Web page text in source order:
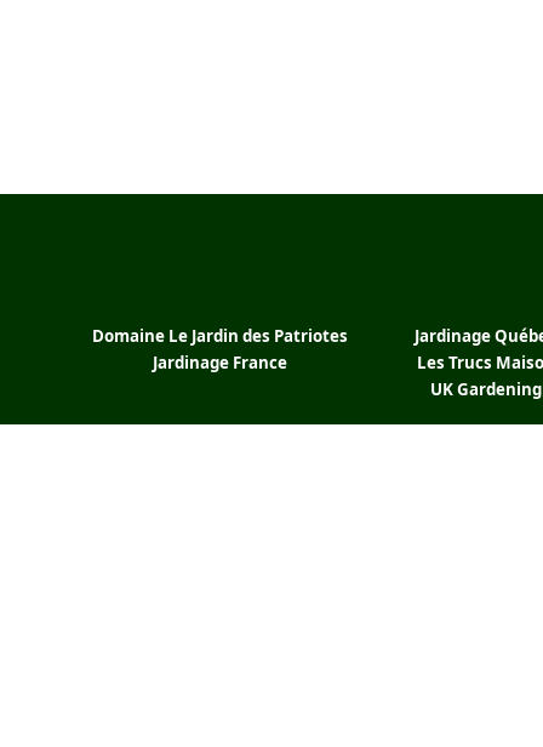
Domaine Le Jardin des Patriotes
Jardinage
Jardinage France
Les Trucs
UK Gardening